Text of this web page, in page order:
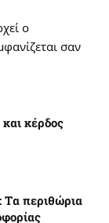
ο
σαν
κέρδος
Tα περιθώρια